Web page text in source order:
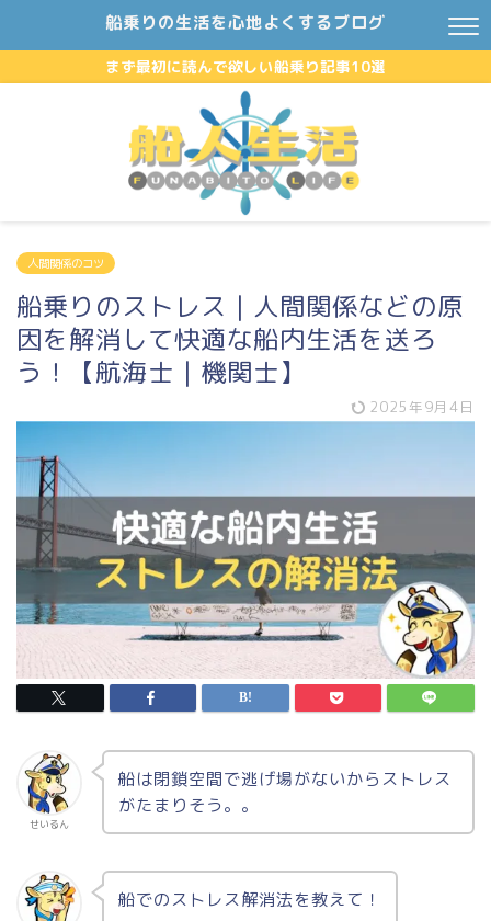
船乗りの生活を心地よくするブログ
まず最初に読んで欲しい船乗り記事10選
人間関係のコツ
船乗りのストレス｜人間関係などの原
因を解消して快適な船内生活を送ろ
う！【航海士｜機関士】
2025年9月4日
せいるん
船は閉鎖空間で逃げ場がないからストレス
がたまりそう。。
船でのストレス解消法を教えて！